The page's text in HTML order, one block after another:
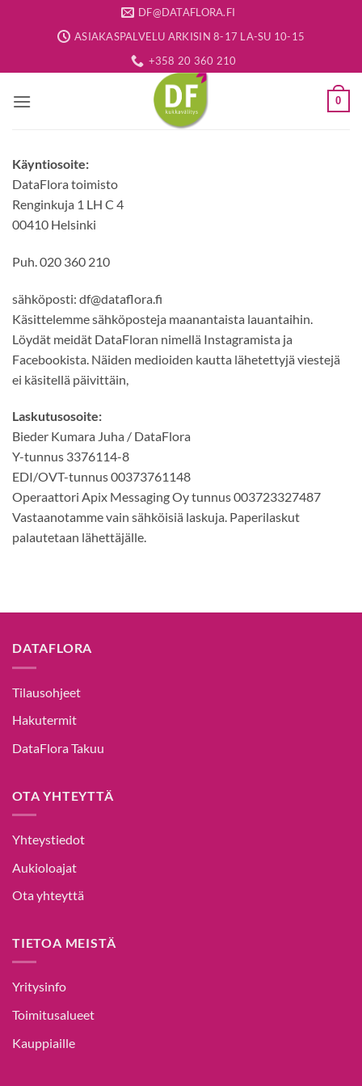
DF@DATAFLORA.FI
ASIAKASPALVELU ARKISIN 8-17 LA-SU 10-15
+358 20 360 210
0
Käyntiosoite:
DataFlora toimisto
Renginkuja 1 LH C 4
00410 Helsinki
Puh. 020 360 210
sähköposti: df@dataflora.fi
Käsittelemme sähköposteja maanantaista lauantaihin.
Löydät meidät DataFloran nimellä Instagramista ja
Facebookista. Näiden medioiden kautta lähetettyjä viestejä
ei käsitellä päivittäin,
Laskutusosoite:
Bieder Kumara Juha / DataFlora
Y-tunnus 3376114-8
EDI/OVT-tunnus 00373761148
Operaattori Apix Messaging Oy tunnus 003723327487
Vastaanotamme vain sähköisiä laskuja. Paperilaskut
palautetaan lähettäjälle.
DATAFLORA
Tilausohjeet
Hakutermit
DataFlora Takuu
OTA YHTEYTTÄ
Yhteystiedot
Aukioloajat
Ota yhteyttä
TIETOA MEISTÄ
Yritysinfo
Toimitusalueet
Kauppiaille